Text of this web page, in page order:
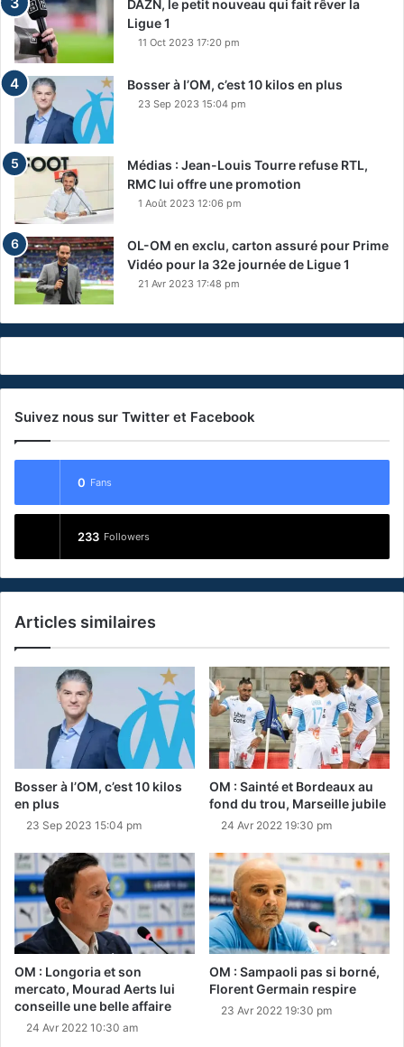
DAZN, le petit nouveau qui fait rêver la
Ligue 1
11 Oct 2023 17:20 pm
Bosser à l’OM, c’est 10 kilos en plus
23 Sep 2023 15:04 pm
Médias : Jean-Louis Tourre refuse RTL,
RMC lui offre une promotion
1 Août 2023 12:06 pm
OL-OM en exclu, carton assuré pour Prime
Vidéo pour la 32e journée de Ligue 1
21 Avr 2023 17:48 pm
Suivez nous sur Twitter et Facebook
0 Fans
233 Followers
Articles similaires
Bosser à l’OM, c’est 10 kilos
en plus
23 Sep 2023 15:04 pm
OM : Sainté et Bordeaux au
fond du trou, Marseille jubile
24 Avr 2022 19:30 pm
OM : Longoria et son
mercato, Mourad Aerts lui
conseille une belle affaire
24 Avr 2022 10:30 am
OM : Sampaoli pas si borné,
Florent Germain respire
23 Avr 2022 19:30 pm